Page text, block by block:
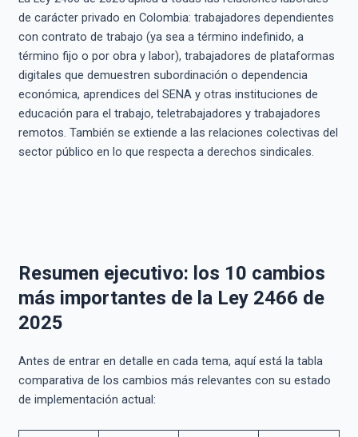
de carácter privado en Colombia: trabajadores dependientes
con contrato de trabajo (ya sea a término indefinido, a
término fijo o por obra y labor), trabajadores de plataformas
digitales que demuestren subordinación o dependencia
económica, aprendices del SENA y otras instituciones de
educación para el trabajo, teletrabajadores y trabajadores
remotos. También se extiende a las relaciones colectivas del
sector público en lo que respecta a derechos sindicales.
Resumen ejecutivo: los 10 cambios
más importantes de la Ley 2466 de
2025
Antes de entrar en detalle en cada tema, aquí está la tabla
comparativa de los cambios más relevantes con su estado
de implementación actual: